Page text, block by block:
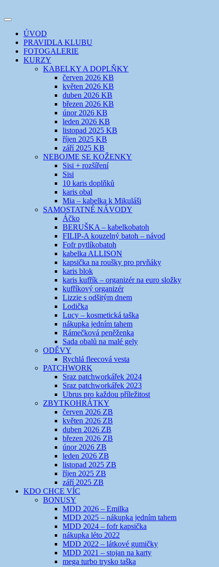
k
webuEVIKLUB
šicí klub
Toggle
navigation
ÚVOD
PRAVIDLA KLUBU
FOTOGALERIE
KURZY
KABELKY A DOPLŇKY
červen 2026 KB
květen 2026 KB
duben 2026 KB
březen 2026 KB
únor 2026 KB
leden 2026 KB
listopad 2025 KB
říjen 2025 KB
září 2025 KB
NEBOJME SE KOŽENKY
Sisi + rozšíření
Sisi
10 karis doplňků
karis obal
Mia – kabelka k Mikuláši
SAMOSTATNÉ NÁVODY
Áčko
BERUŠKA – kabelkobatoh
FILIP-A kouzelný batoh – návod
Fofr pytlíkobatoh
kabelka ALLISON
kapsička na roušky pro prvňáky
karis blok
karis kufřík – organizér na euro složky
kufříkový organizér
Lizzie s odšitým dnem
Lodička
Lucy – kosmetická taška
nákupka jedním tahem
Rámečková peněženka
Sada obalů na malé gely
ODĚVY
Rychlá fleecová vesta
PATCHWORK
Sraz patchworkářek 2024
Sraz patchworkářek 2023
Ubrus pro každou příležitost
ZBYTKOHRÁTKY
červen 2026 ZB
květen 2026 ZB
duben 2026 ZB
březen 2026 ZB
únor 2026 ZB
leden 2026 ZB
listopad 2025 ZB
říjen 2025 ZB
září 2025 ZB
KDO CHCE VÍC
BONUSY
MDD 2026 – Emilka
MDD 2025 – nákupka jedním tahem
MDD 2024 – fofr kapsička
nákupka léto 2022
MDD 2022 – látkové gumičky
MDD 2021 – stojan na karty
mega turbo trysko taška